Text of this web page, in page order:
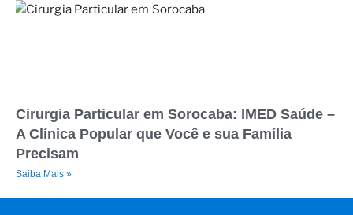
Cirurgia Particular em Sorocaba: IMED Saúde –
A Clínica Popular que Você e sua Família
Precisam
Saiba Mais »